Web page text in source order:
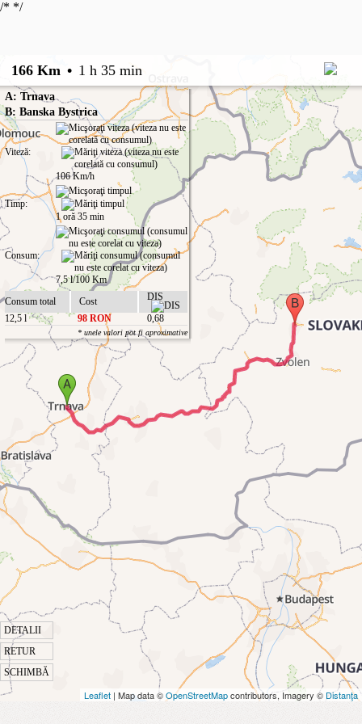
/* */
166 Km • 1 h 35 min
DETALII
RETUR
SCHIMBĂ
A: Trnava
B: Banska Bystrica
Viteză:
106 Km/h
Timp:
1 oră 35 min
Consum:
7,5 l/100 Km
Consum total
Cost
DIS
12,5 l
98 RON 0,68
* unele valori pot fi aproximative